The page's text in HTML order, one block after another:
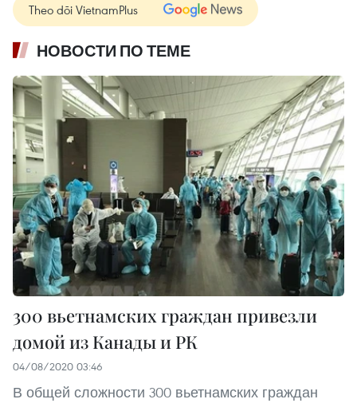
Theo dõi VietnamPlus
НОВОСТИ ПО ТЕМЕ
300 вьетнамских граждан привезли
домой из Канады и РК
04/08/2020 03:46
В общей сложности 300 вьетнамских граждан